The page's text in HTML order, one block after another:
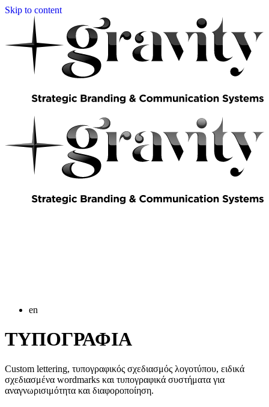
Skip to content
en
ΤΥΠΟΓΡΑΦΙΑ
Custom lettering, τυπογραφικός σχεδιασμός λογοτύπου, ειδικά
σχεδιασμένα wordmarks και τυπογραφικά συστήματα για
αναγνωρισιμότητα και διαφοροποίηση.